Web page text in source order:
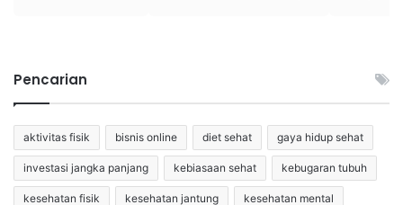
Pencarian
aktivitas fisik bisnis online diet sehat gaya hidup sehat
investasi jangka panjang kebiasaan sehat kebugaran tubuh
kesehatan fisik kesehatan jantung kesehatan mental